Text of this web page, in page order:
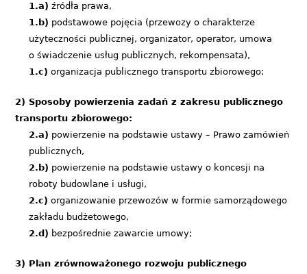
1.a) źródła prawa,
1.b) podstawowe pojęcia (przewozy o charakterze
użyteczności publicznej, organizator, operator, umowa
o świadczenie usług publicznych, rekompensata),
1.c) organizacja publicznego transportu zbiorowego;
2) Sposoby powierzenia zadań z zakresu publicznego
transportu zbiorowego:
2.a) powierzenie na podstawie ustawy – Prawo zamówień
publicznych,
2.b) powierzenie na podstawie ustawy o koncesji na
roboty budowlane i usługi,
2.c) organizowanie przewozów w formie samorządowego
zakładu budżetowego,
2.d) bezpośrednie zawarcie umowy;
3) Plan zrównoważonego rozwoju publicznego